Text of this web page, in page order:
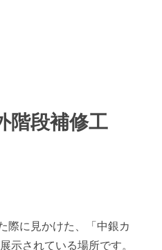
階段補修工
際に見かけた、「中銀カ
示されている場所です。